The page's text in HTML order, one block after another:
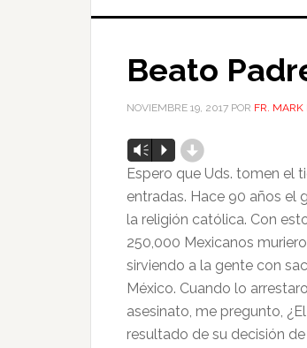
Beato
NOVIEMBRE 19, 2017 POR FR.
Reproductor
de
audio
Vm P d
Espero que Uds. tomen el
entradas. Hace 90 años el
la religión católica. Con
250,000 Mexicanos
sirviendo a la gente con
México. Cuando lo
asesinato, me pregunto,
resultado de su decisión